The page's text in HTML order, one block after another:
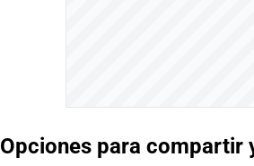
Opciones para compartir